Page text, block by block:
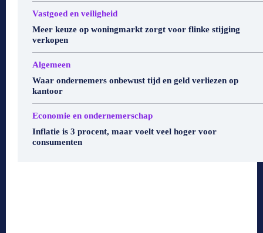
Vastgoed en veiligheid
Meer keuze op woningmarkt zorgt voor flinke stijging
verkopen
Algemeen
Waar ondernemers onbewust tijd en geld verliezen op
kantoor
Economie en ondernemerschap
Inflatie is 3 procent, maar voelt veel hoger voor
consumenten